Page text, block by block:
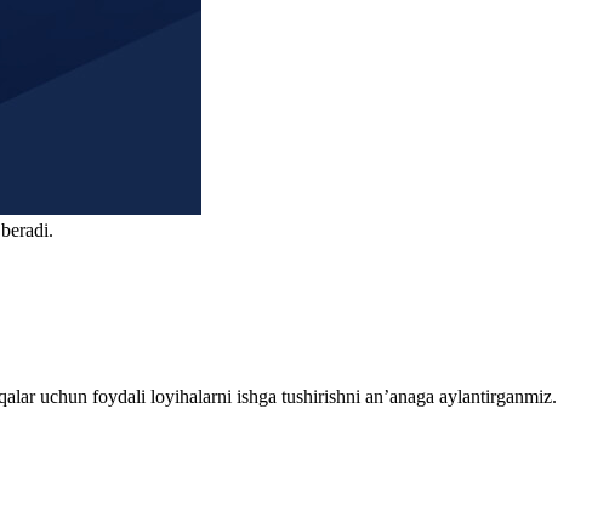
uchun foydali loyihalarni ishga tushirishni an’anaga aylantirganmiz.